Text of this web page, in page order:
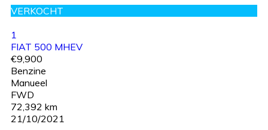
VERKOCHT
1
FIAT 500 MHEV
€9,900
Benzine
Manueel
FWD
72,392 km
21/10/2021